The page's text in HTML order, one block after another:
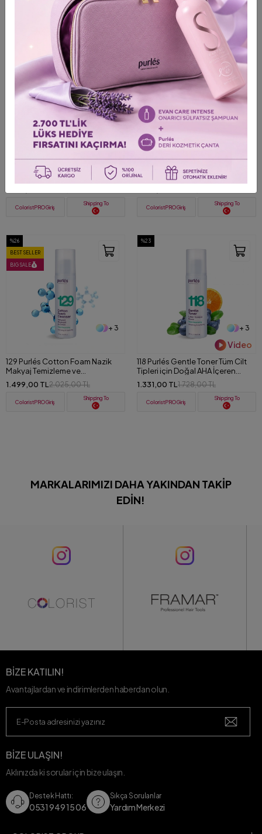
Shipping To
ColoristPRO Giriş
Shipping To
124 Purlés Aloe Vera Calming Gel
Anında Yatıştırıcı Saf Aloe Vera Jel
50 ml
ColoristPRO Giriş
Shipping To
146 Purlés Micellar Water Tüm
Ciltler için Misel Makyaj
Temizleme Suyu 200 ml
ColoristPRO Giriş
Shipping To
%26
BEST SELLER
BIG SALE
+ 3
129 Purlés Cotton Foam Nazik
Makyaj Temizleme ve
Nemlendirici Köpük 125 ml
1.499,00 TL 2.025,00 TL
ColoristPRO Giriş
Shipping To
%23
+ 3
Video
118 Purlés Gentle Toner Tüm Cilt
Tipleri için Doğal AHA İçeren
Aydınlatıcı Tonik 200 ml
1.331,00 TL 1.728,00 TL
ColoristPRO Giriş
Shipping To
MARKALARIMIZI DAHA YAKINDAN TAKIP
EDIN!
BİZE KATILIN!
Avantajlardan ve indirimlerden haberdan olun.
BİZE ULAŞIN!
Aklınızda ki sorular için bize ulaşın.
Destek Hattı:
0531 949 15 06
Sıkça Sorulanlar
Yardım Merkezi